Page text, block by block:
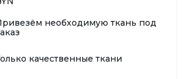
необходимую ткань под
качественные ткани